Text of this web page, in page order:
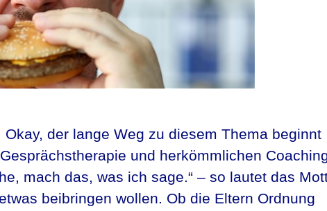
der lange Weg zu diesem Thema beginnt
und herkömmlichen
mach das, was ich sage.“ – so lautet das
beibringen wollen. Ob die Eltern Ordnung